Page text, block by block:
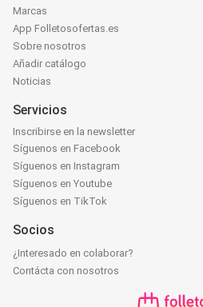
Marcas
App Folletosofertas.es
Sobre nosotros
Añadir catálogo
Noticias
Servicios
Inscribirse en la newsletter
Síguenos en Facebook
Síguenos en Instagram
Síguenos en Youtube
Síguenos en TikTok
Socios
¿Interesado en colaborar?
Contácta con nosotros